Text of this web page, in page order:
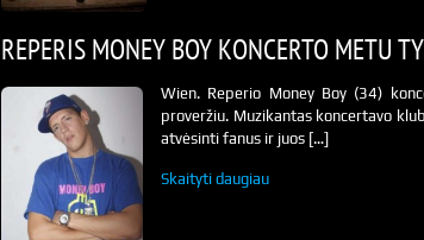
REPERIS MONEY BOY KONCERTO METU
Wien. Reperio Money Boy (34)
proveržiu. Muzikantas koncertavo
atvėsinti fanus ir juos […]
Skaityti daugiau